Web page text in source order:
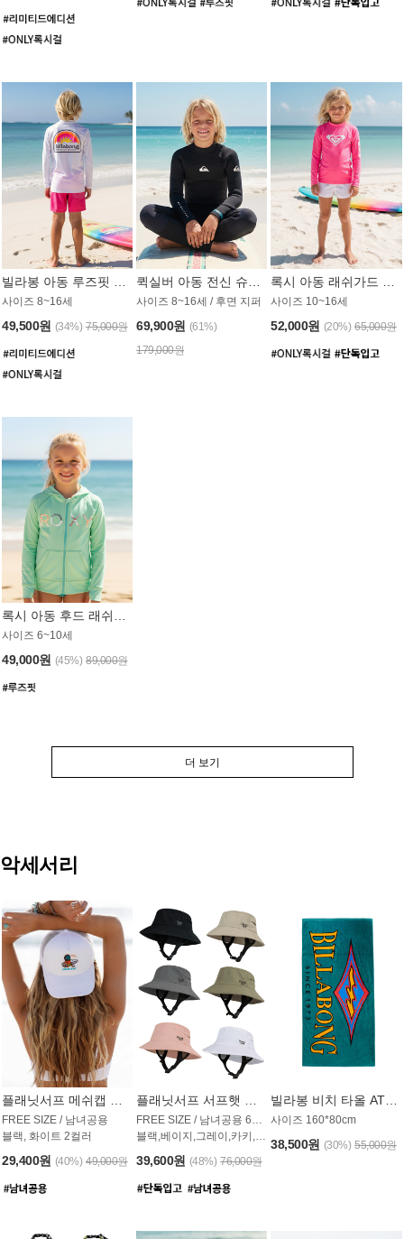
사이즈 8~16세
49,500원 (34%) 75,000원
사이즈 8~16세 / 후면 지퍼
69,900원 (61%)
179,000원
사이즈 10~16세
52,000원 (20%) 65,000원
록시 아동 후드 래쉬가드 GT764MRX
사이즈 6~10세
49,000원 (45%) 89,000원
더 보기
악세서리
FREE SIZE / 남녀공용
블랙, 화이트 2컬러
29,400원 (40%) 49,000원
블랙,베이지,그레이,카키,핑크,화이트
39,600원 (48%) 76,000원
사이즈 160*80cm
38,500원 (30%) 55,000원